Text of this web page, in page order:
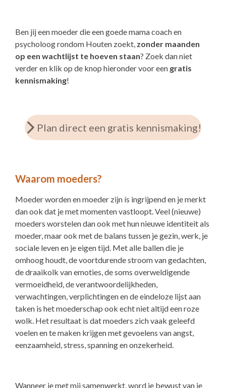
Ben jij een moeder die een goede mama coach en
psycholoog rondom Houten zoekt, zonder maanden
op een wachtlijst te hoeven staan? Zoek dan niet
verder en klik op de knop hieronder voor een gratis
kennismaking!
Plan direct een gratis kennismaking!
Waarom moeders?
Moeder worden en moeder zijn ís ingrijpend en je merkt
dan ook dat je met momenten vastloopt. Veel (nieuwe)
moeders worstelen dan ook met hun nieuwe identiteit als
moeder, maar ook met de balans tussen je gezin, werk, je
sociale leven en je eigen tijd. Met alle ballen die je
omhoog houdt, de voortdurende stroom van gedachten,
de draaikolk van emoties, de soms overweldigende
vermoeidheid, de verantwoordelijkheden,
verwachtingen, verplichtingen en de eindeloze lijst aan
taken is het moederschap ook echt niet altijd een roze
wolk. Het resultaat is dat moeders zich vaak geleefd
voelen en te maken krijgen met gevoelens van angst,
eenzaamheid, stress, spanning en onzekerheid.
Wanneer je met mij samenwerkt, word je bewust van je